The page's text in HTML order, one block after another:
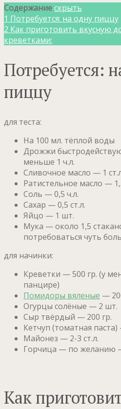
Содержаниескрыть
1 Потребуется: на одну пиццу
2 Как приготовить вкусную
креветками:
Потребуется:
пиццу
для теста:
На 100 мл. тёплой воды
Дрожжи
меньше 1 ч.л.
Сливочное масло — 1
Ратистельное масло —
Соль — 0,5 ч.л.
Сахар — 0,5 ст.л.
Яйцо — 1 шт.
Мука — около 1,5
потребоваться чуть
для начинки:
Креветки — 500 гр. (у
панцире)
Помидоры вяленые —
Огурцы солёные — 2 шт.
Сыр твёрдый — 200 гр.
Кетчуп (томатная паста)
Майонез — 2-3 ст.л.
Горчица — по желанию
Как